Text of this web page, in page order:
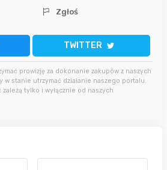
Zgłoś
TWITTER
prowizję za dokonanie zakupów z naszych
w stanie utrzymać działanie naszego portalu.
tylko i wyłącznie od naszych